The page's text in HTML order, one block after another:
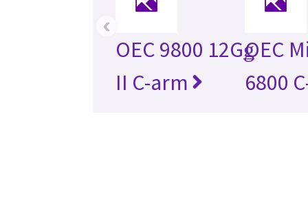
OEC 9800 12Gǥ
II C-arm
OEC
6800
‹